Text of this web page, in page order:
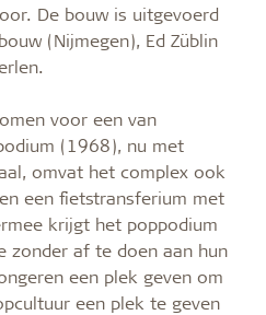
De bouw is uitgevoerd
(Nijmegen), Ed Züblin
voor een van
(1968), nu met
omvat het complex ook
een fietstransferium met
krijgt het poppodium
zonder af te doen aan hun
een plek geven om
een plek te geven